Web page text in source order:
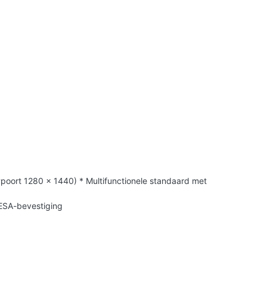
1280 x 1440) * Multifunctionele standaard met
bevestiging